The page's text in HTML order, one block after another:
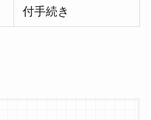
付手続き